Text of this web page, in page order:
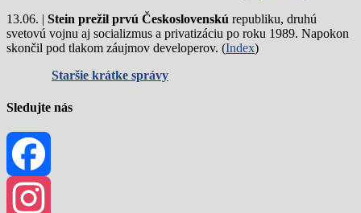
13.06. | Stein prežil prvú Československú republiku, druhú
svetovú vojnu aj socializmus a privatizáciu po roku 1989. Napokon
skončil pod tlakom záujmov developerov. (Index)
Staršie krátke správy
Sledujte nás
Facebook